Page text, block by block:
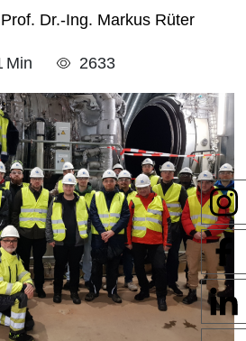
Prof. Dr.-Ing. Markus Rüter
Min 2633